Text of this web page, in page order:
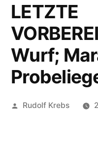
LETZTE
Wurf;
Veröffentlicht
Rudolf Krebs